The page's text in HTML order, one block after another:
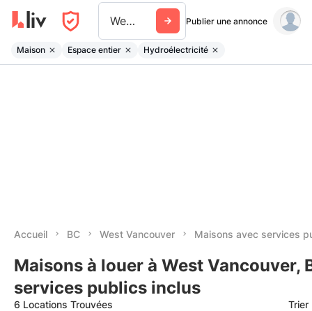
West Vancouver Publier une annonce
Maison Espace entier Hydroélectricité
Accueil BC West Vancouver Maisons avec services
Maisons à louer à West Vancouver,
services publics inclus
6 Locations Trouvées Trier